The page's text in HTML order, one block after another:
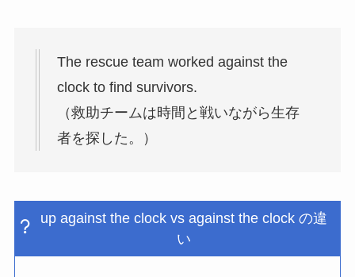
The rescue team worked against the
clock to find survivors.
（救助チームは時間と戦いながら生存
者を探した。）
up against the clock vs against the clock の違
い